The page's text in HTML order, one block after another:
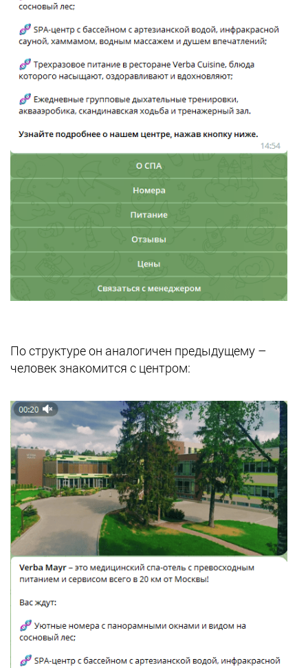
По структуре он аналогичен предыдущему –
человек знакомится с центром: